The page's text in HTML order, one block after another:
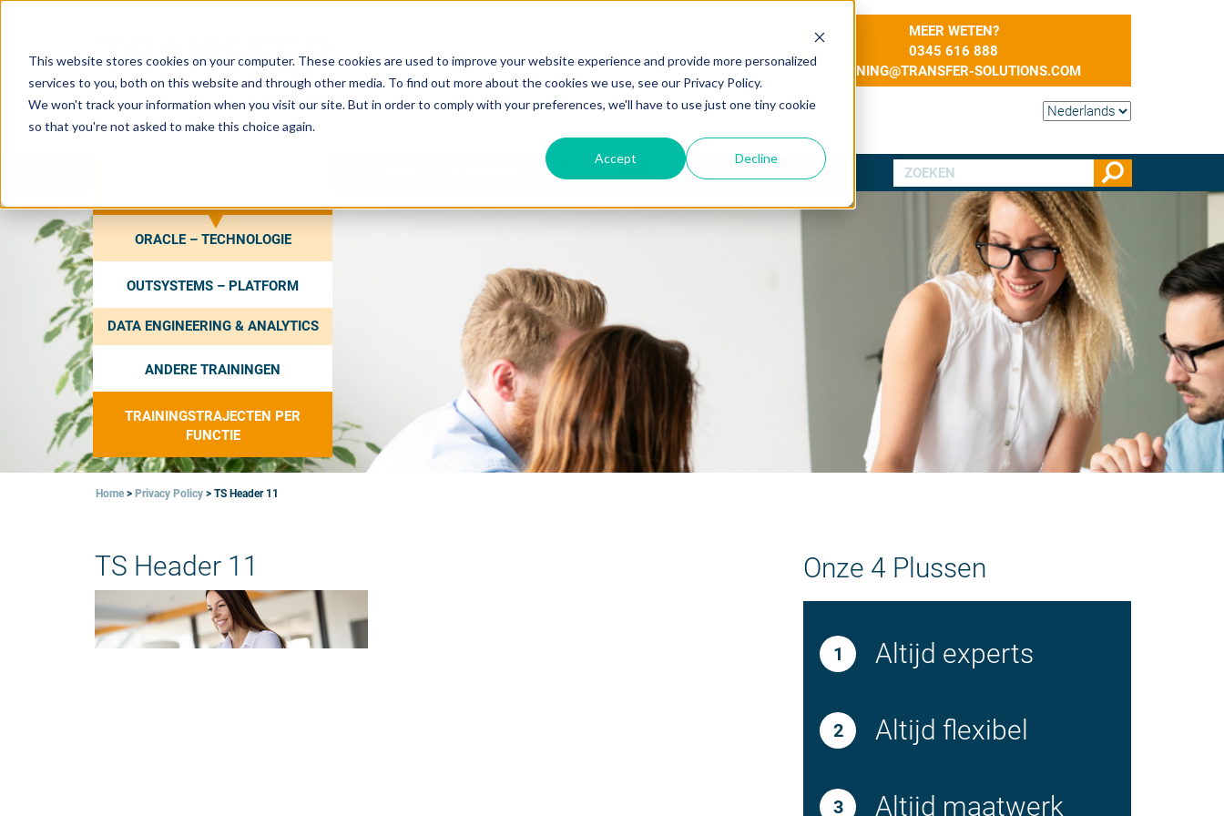
This website stores cookies on your computer. These cookies are used to improve your website experience and provide more personalized
services to you, both on this website and through other media. To find out more about the cookies we use, see our Privacy Policy.
We won't track your information when you visit our site. But in order to comply with your preferences, we'll have to use just one tiny cookie
so that you're not asked to make this choice again.
Accept Decline
MEER WETEN?
0345 616 888
TRAINING@TRANSFER-SOLUTIONS.COM
ORACLE – TECHNOLOGIE
OUTSYSTEMS – PLATFORM
DATA ENGINEERING & ANALYTICS
ANDERE TRAININGEN
TRAININGSTRAJECTEN PER
FUNCTIE
OVER ONS CONTACT
Home > Privacy Policy > TS Header 11
TS Header 11 Onze 4 Plussen
Altijd experts
Altijd flexibel
Altijd maatwerk